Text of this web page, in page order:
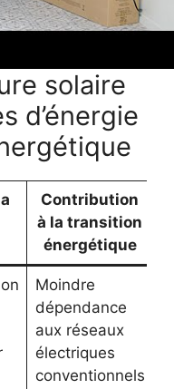
ainsi à la
solaire
d’énergie
Contribution
à la transition
énergétique
Moindre
dépendance
aux réseaux
électriques
conventionnels